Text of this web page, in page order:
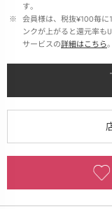
す。
※ 会員様は、税抜¥100毎に
ンクが上がると還元率も
サービスの詳細はこちら。